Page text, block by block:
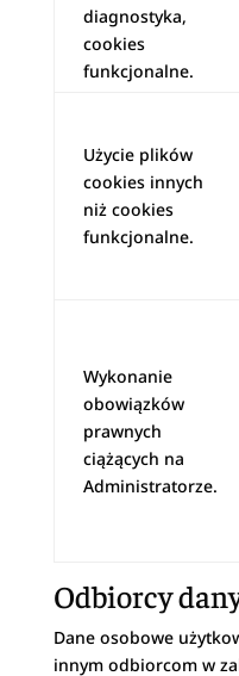
diagnostyka,
cookies
funkcjonalne.
Użycie plików
cookies innych
niż cookies
funkcjonalne.
Wykonanie
obowiązków
prawnych
ciążących na
Administratorze.
Odbiorcy
Dane osobowe
innym odbiorcom w